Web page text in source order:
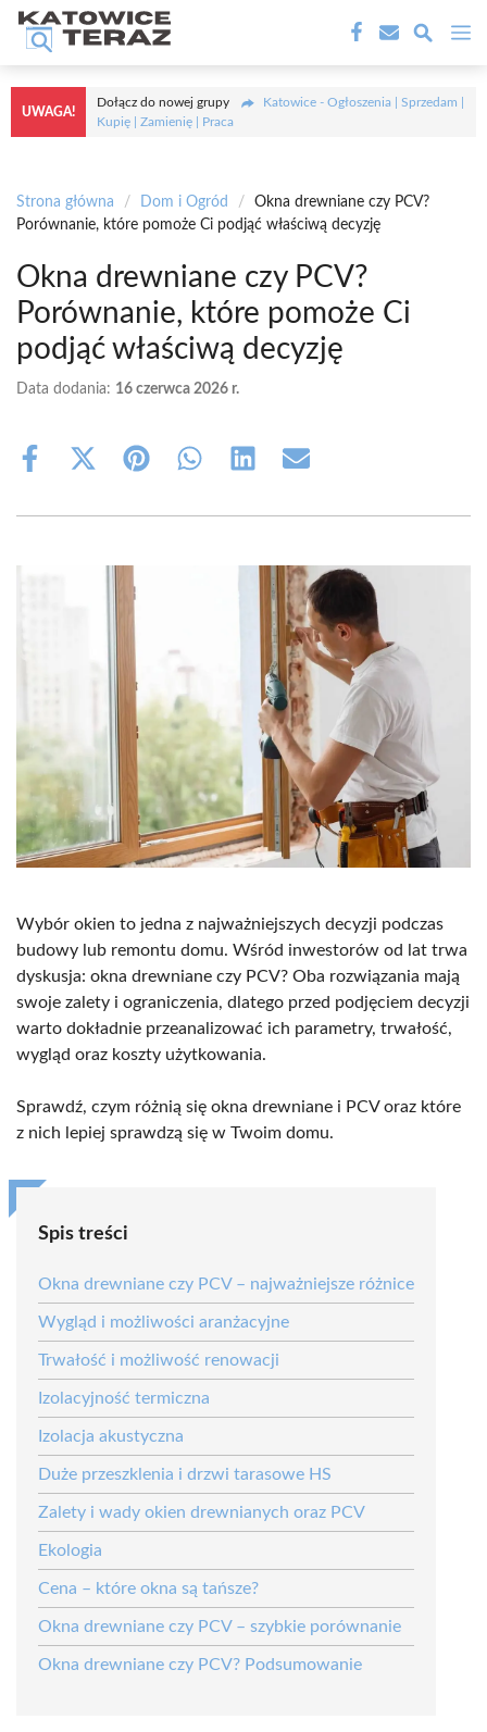
Przejdź
treści
UWAGA!
Dołącz do nowej grupy
Katowice - Ogłoszenia | Sprzedam |
Kupię | Zamienię | Praca
Strona główna / Dom i Ogród /
Okna drewniane czy PCV?
Porównanie, które pomoże Ci podjąć właściwą decyzję
Okna drewniane czy PCV?
Porównanie, które pomoże Ci
podjąć właściwą decyzję
Data dodania: 16 czerwca 2026 r.
Share
Share
(Twitter)
Share Share Share Share
Wybór okien to jedna z najważniejszych decyzji podczas
budowy lub remontu domu. Wśród inwestorów od lat trwa
dyskusja: okna drewniane czy PCV? Oba rozwiązania mają
swoje zalety i ograniczenia, dlatego przed podjęciem decyzji
warto dokładnie przeanalizować ich parametry, trwałość,
wygląd oraz koszty użytkowania.
Sprawdź, czym różnią się okna drewniane i PCV oraz które
z nich lepiej sprawdzą się w Twoim domu.
Spis treści
Okna drewniane czy PCV – najważniejsze różnice
Wygląd i możliwości aranżacyjne
Trwałość i możliwość renowacji
Izolacyjność termiczna
Izolacja akustyczna
Duże przeszklenia i drzwi tarasowe HS
Zalety i wady okien drewnianych oraz PCV
Ekologia
Cena – które okna są tańsze?
Okna drewniane czy PCV – szybkie porównanie
Okna drewniane czy PCV? Podsumowanie